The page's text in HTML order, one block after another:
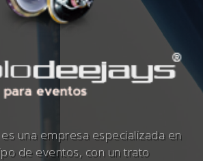
una empresa especializada en
de eventos, con un trato